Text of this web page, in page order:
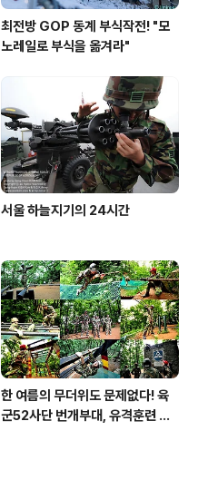
최전방 GOP 동계 부식작전! "모
노레일로 부식을 옮겨라"
서울 하늘지기의 24시간
한 여름의 무더위도 문제없다! 육
군52사단 번개부대, 유격훈련 현